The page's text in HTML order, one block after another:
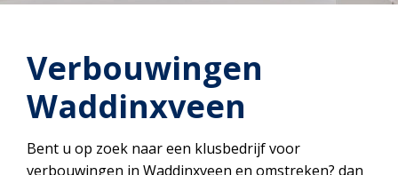
Verbouwingen
Waddinxveen
Bent u op zoek naar een klusbedrijf voor
verbouwingen in Waddinxveen en omstreken? dan